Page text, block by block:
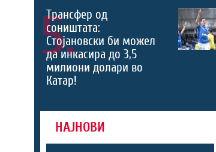
5.
Трансфер од
соништата:
Стојановски би можел
да инкасира до 3,5
милиони долари во
Катар!
НАЈНОВИ